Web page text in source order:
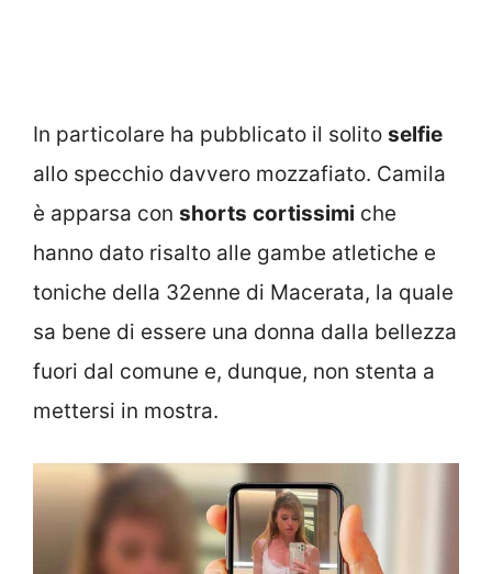
In particolare ha pubblicato il solito selfie
allo specchio davvero mozzafiato. Camila
è apparsa con shorts cortissimi che
hanno dato risalto alle gambe atletiche e
toniche della 32enne di Macerata, la quale
sa bene di essere una donna dalla bellezza
fuori dal comune e, dunque, non stenta a
mettersi in mostra.